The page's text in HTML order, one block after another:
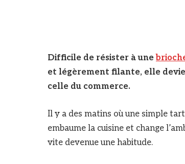
Difficile de résister à une
et légèrement filante, elle
celle du commerce.
Il y a des matins où une simple
embaume la cuisine et change
vite devenue une habitude.